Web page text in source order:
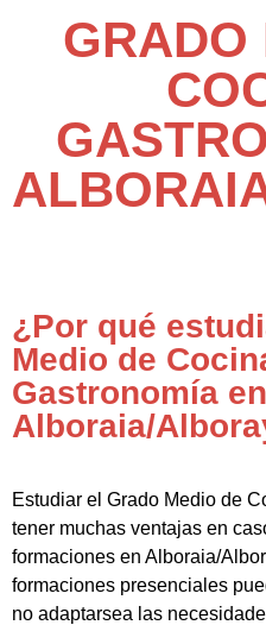
GRADO
¿Por qué
Medio de
Gastronomía en
Alboraia/
Estudiar el Grado Medio de
tener muchas ventajas en
formaciones en Alboraia/
formaciones presenciales
no adaptarsea las